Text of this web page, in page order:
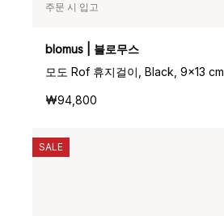
주문 시 입고
blomus | 블로무스
모도 Rof 휴지걸이, Black, 9x13 cm
₩94,800
SALE